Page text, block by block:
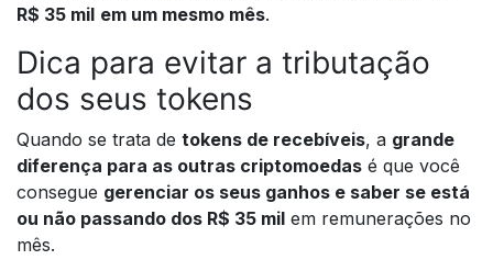
R$ 35 mil em um mesmo mês.
Dica para evitar a tributação
dos seus tokens
Quando se trata de tokens de recebíveis, a grande
diferença para as outras criptomoedas é que você
consegue gerenciar os seus ganhos e saber se está
ou não passando dos R$ 35 mil em remunerações no
mês.